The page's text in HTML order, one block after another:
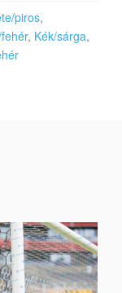
piros,
, Kék/sárga,